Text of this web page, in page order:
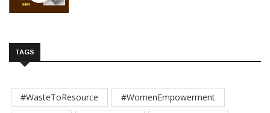
TAGS
#WasteToResource
#WomenEmpowerment